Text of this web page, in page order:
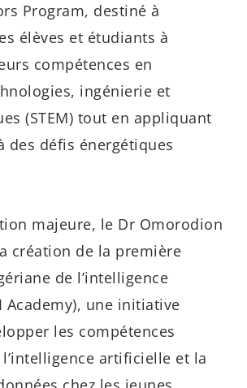
Program, destiné à
élèves et étudiants à
compétences en
ingénierie et
(STEM) tout en appliquant
des défis énergétiques
majeure, le Dr Omorodion
création de la première
de l’intelligence
Academy), une initiative
les compétences
artificielle et la